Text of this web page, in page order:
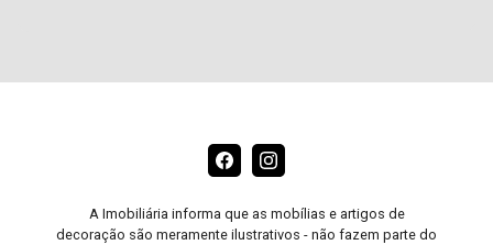
A Imobiliária informa que as mobílias e artigos de
decoração são meramente ilustrativos - não fazem parte do